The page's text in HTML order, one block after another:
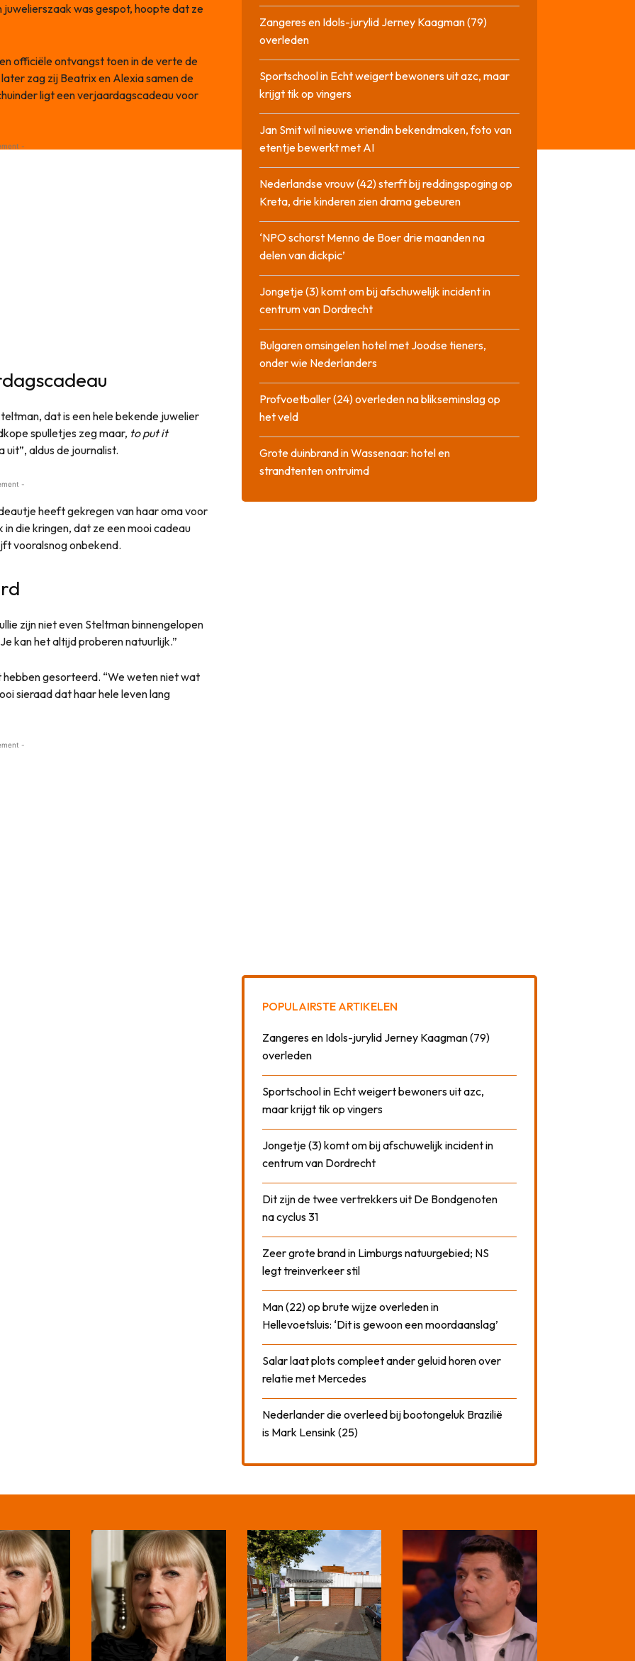
was gespot, hoopte dat ze
officiële ontvangst toen in de verte de
zag zij Beatrix en Alexia samen de
ligt een verjaardagscadeau voor
-
dat is een hele bekende juwelier
spulletjes zeg maar, to put it
aldus de journalist.
-
heeft gekregen van haar oma voor
die kringen, dat ze een mooi cadeau
vooralsnog onbekend.
zijn niet even Steltman binnengelopen
kan het altijd proberen natuurlijk.”
gesorteerd. “We weten niet wat
sieraad dat haar hele leven lang
-
Zangeres en Idols-jurylid Jerney Kaagman (79)
overleden
Sportschool in Echt weigert bewoners uit azc, maar
krijgt tik op vingers
Jan Smit wil nieuwe vriendin bekendmaken, foto van
etentje bewerkt met AI
Nederlandse vrouw (42) sterft bij reddingspoging op
Kreta, drie kinderen zien drama gebeuren
‘NPO schorst Menno de Boer drie maanden na
delen van dickpic’
Jongetje (3) komt om bij afschuwelijk incident in
centrum van Dordrecht
Bulgaren omsingelen hotel met Joodse tieners,
onder wie Nederlanders
Profvoetballer (24) overleden na blikseminslag op
het veld
Grote duinbrand in Wassenaar: hotel en
strandtenten ontruimd
POPULAIRSTE ARTIKELEN
Zangeres en Idols-jurylid Jerney Kaagman (79)
overleden
Sportschool in Echt weigert bewoners uit azc,
maar krijgt tik op vingers
Jongetje (3) komt om bij afschuwelijk incident in
centrum van Dordrecht
Dit zijn de twee vertrekkers uit De Bondgenoten
na cyclus 31
Zeer grote brand in Limburgs natuurgebied; NS
legt treinverkeer stil
Man (22) op brute wijze overleden in
Hellevoetsluis: ‘Dit is gewoon een moordaanslag’
Salar laat plots compleet ander geluid horen over
relatie met Mercedes
Nederlander die overleed bij bootongeluk Brazilië
is Mark Lensink (25)